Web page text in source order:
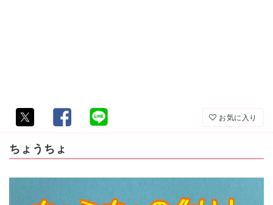
お気に入り
ちょうちょ